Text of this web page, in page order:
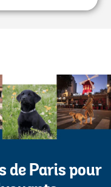
de Paris pour